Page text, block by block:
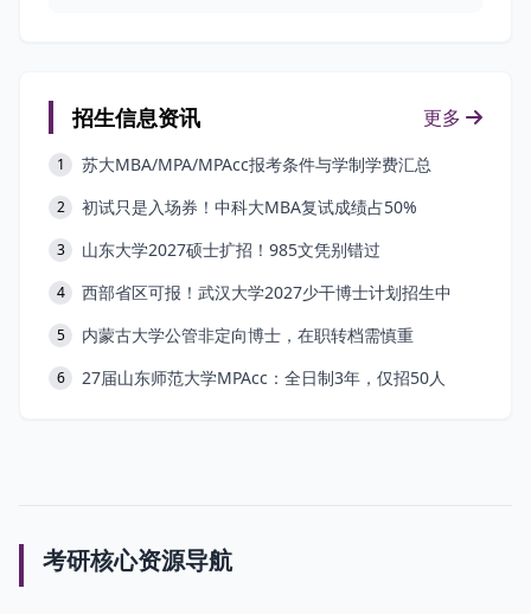
招生信息资讯 更多
1 苏大MBA/MPA/MPAcc报考条件与学制学费汇总
2 初试只是入场券！中科大MBA复试成绩占50%
3 山东大学2027硕士扩招！985文凭别错过
4 西部省区可报！武汉大学2027少干博士计划招生中
5 内蒙古大学公管非定向博士，在职转档需慎重
6 27届山东师范大学MPAcc：全日制3年，仅招50人
考研核心资源导航